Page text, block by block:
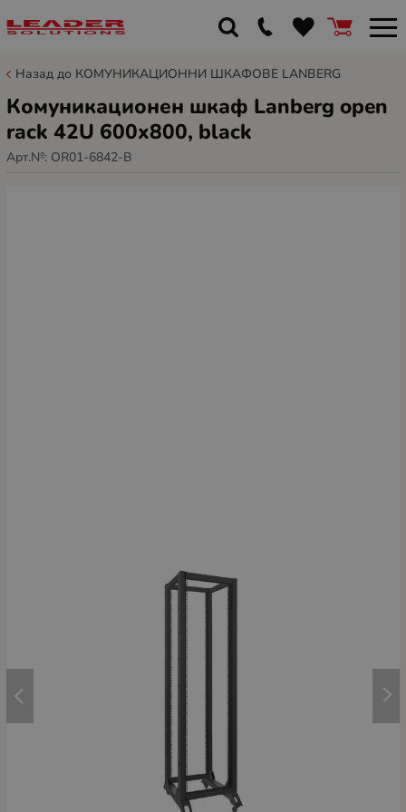
Назад до КОМУНИКАЦИОННИ ШКАФОВЕ LANBERG
Комуникационен шкаф Lanberg open
rack 42U 600x800, black
Арт.№: OR01-6842-B